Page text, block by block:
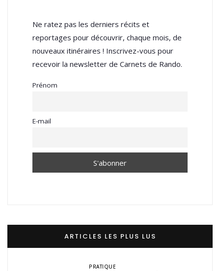
Ne ratez pas les derniers récits et
reportages pour découvrir, chaque mois, de
nouveaux itinéraires ! Inscrivez-vous pour
recevoir la newsletter de Carnets de Rando.
Prénom
E-mail
ARTICLES LES PLUS LUS
PRATIQUE